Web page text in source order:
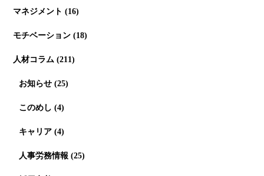
マネジメント (16)
モチベーション (18)
人材コラム (211)
お知らせ (25)
このめし (4)
キャリア (4)
人事労務情報 (25)